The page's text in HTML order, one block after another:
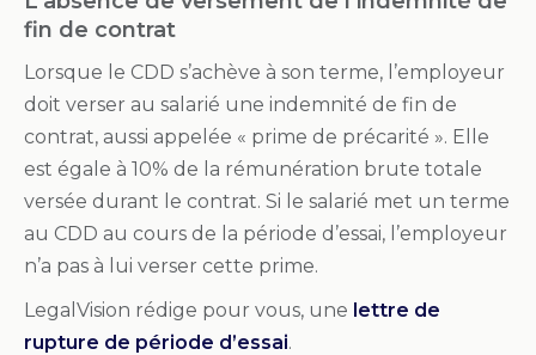
fin de contrat
Lorsque le CDD s’achève à son terme, l’employeur
doit verser au salarié une indemnité de fin de
contrat, aussi appelée « prime de précarité ». Elle
est égale à 10% de la rémunération brute totale
versée durant le contrat. Si le salarié met un terme
au CDD au cours de la période d’essai, l’employeur
n’a pas à lui verser cette prime.
LegalVision rédige pour vous, une lettre de
rupture de période d’essai.